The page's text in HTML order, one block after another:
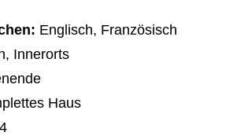
Englisch, Französisch
Innerorts
Haus
4